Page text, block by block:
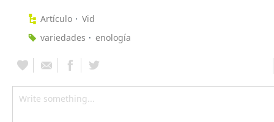
Artículo
Vid
variedades
enología